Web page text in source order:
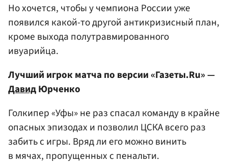
Но хочется, чтобы у чемпиона России уже
появился какой-то другой антикризисный план,
кроме выхода полутравмированного
ивуарийца.
Лучший игрок матча по версии «Газеты.Ru» —
ДавидЮрченко
Голкипер «Уфы» не раз спасал команду в крайне
опасных эпизодах и позволил ЦСКА всего раз
забить с игры. Вряд ли его можно винить
в мячах, пропущенных с пенальти.